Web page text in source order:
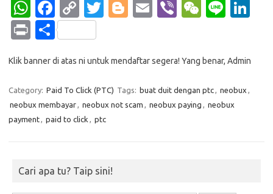
W
h
at
s
A
p
p
Fa
c
e
b
o
o
k
C
o
p
y
Li
n
k
T
te
r
Bl
g
er
E
Vi
W
h
at
Li
e
Pr
t
S
ar
e
Klik banner di atas ni untuk mendaftar segera! Yang benar, Admin
Category: Paid To Click (PTC) Tags: buat duit dengan ptc, neobux ,
neobux membayar, neobux not scam , neobux paying , neobux
payment, paid to click , ptc
Cari apa tu? Taip sini!